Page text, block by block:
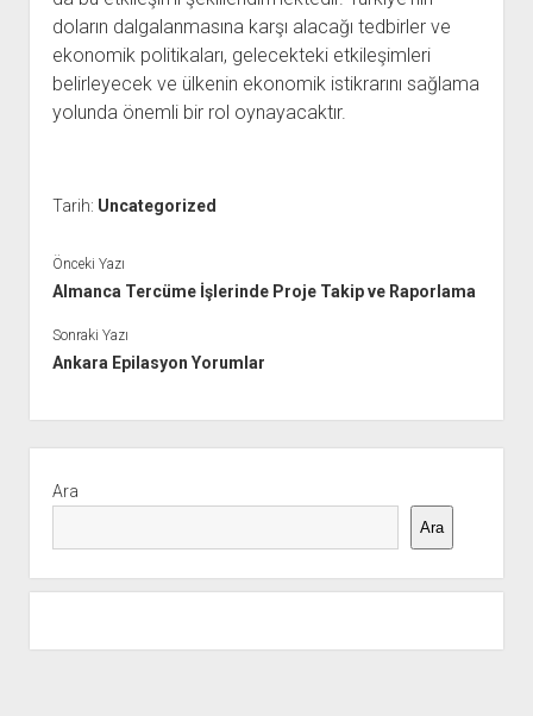
doların dalgalanmasına karşı alacağı tedbirler ve
ekonomik politikaları, gelecekteki etkileşimleri
belirleyecek ve ülkenin ekonomik istikrarını sağlama
yolunda önemli bir rol oynayacaktır.
Tarih: Uncategorized
Önceki Yazı
Almanca Tercüme İşlerinde Proje Takip ve Raporlama
Sonraki Yazı
Ankara Epilasyon Yorumlar
Menü
Ara
Ara